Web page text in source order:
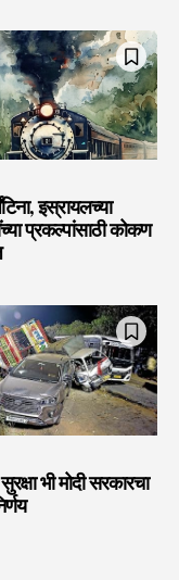
इस्रायलच्या
प्रकल्पांसाठी कोकण
भी मोदी सरकारचा